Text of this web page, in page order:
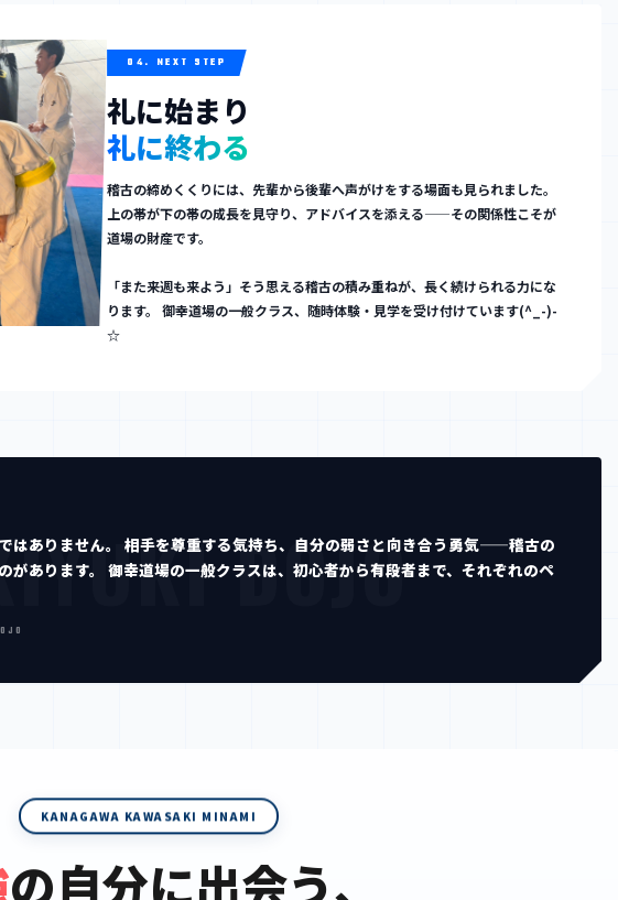
04. NEXT STEP
礼に始まり
礼に終わる
稽古の締めくくりには、先輩から後輩へ声がけをする場面も見られました。
上の帯が下の帯の成長を見守り、アドバイスを添える——その関係性こそが
道場の財産です。
「また来週も来よう」そう思える稽古の積み重ねが、長く続けられる力にな
ります。 御幸道場の一般クラス、随時体験・見学を受け付けています(^_-)-
☆
はありません。 相手を尊重する気持ち、自分の弱さと向き合う勇気——稽古の
があります。 御幸道場の一般クラスは、初心者から有段者まで、それぞれのペ
KANAGAWA KAWASAKI MINAMI
の自分に出会う、